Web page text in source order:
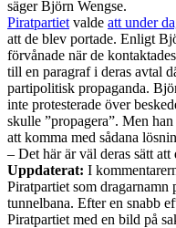
säger Björn Wengse.
Piratpartiet valde att under
att de blev portade. Enligt
förvånade när de
till en paragraf i deras avtal
partipolitisk propaganda.
inte protesterade över
skulle ”propagera”. Men
att komma med sådana
– Det här är väl deras sätt
Uppdaterat: I
Piratpartiet som
tunnelbana. Efter en snabb
Piratpartiet med en bild på